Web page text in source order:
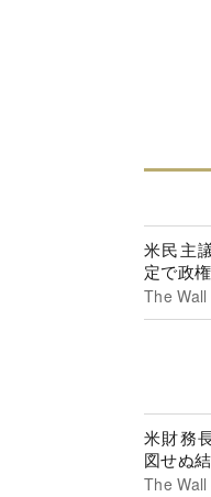
米民主
定で政
The
米財務
図せぬ
The